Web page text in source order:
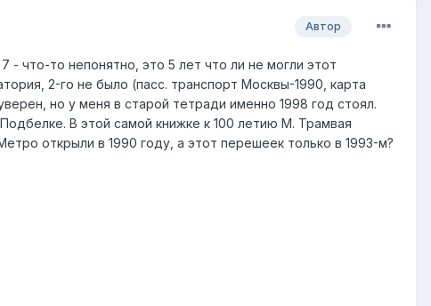
Автор
- что-то непонятно, это 5 лет что ли не могли этот
2-го не было (пасс. транспорт Москвы-1990, карта
но у меня в старой тетради именно 1998 год стоял.
В этой самой книжке к 100 летию М. Трамвая
открыли в 1990 году, а этот перешеек только в 1993-м?